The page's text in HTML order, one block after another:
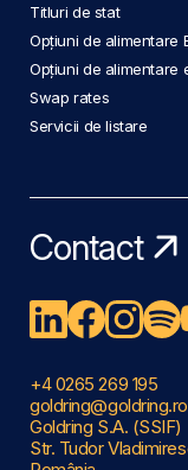
Titluri de stat
Opțiuni de alimentare
Opțiuni de alimentare
Swap rates
Servicii de listare
Contact
+4 0265 269 195
goldring@goldring.ro
Goldring S.A. (SSIF)
Str. Tudor